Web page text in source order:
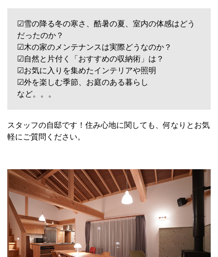
☑雪の降る冬の寒さ、酷暑の夏、室内の体感はどう
だったのか？
☑木の家のメンテナンスは実際どうなのか？
☑自然と片付く「おすすめの収納術」は？
☑お気に入りを集めたインテリアや照明
☑外を楽しむ季節、お庭のある暮らし
など。。。
スタッフの自邸です！住み心地に関しても、何なりとお気
軽にご質問ください。